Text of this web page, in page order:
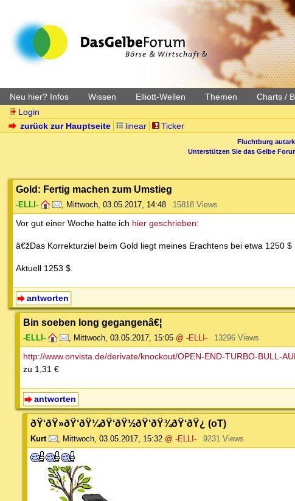
Neu hier? Infos Wissen Elliott-Wellen Themen Charts /
Login
zurück zur Hauptseite
linear Ticker
Fluchtburg autark
Unterstützen Sie das Gelbe
Gold: Fertig machen zum Umstieg
-ELLI- , Mittwoch, 03.05.2017, 14:48 15818 Views
Vor gut einer Woche hatte ich hier geschrieben:
â€žDas Korrekturziel beim Gold liegt meines Erachtens bei etwa 1250
Aktuell 1253 $.
antworten
Bin soeben long gegangenâ€¦
-ELLI- , Mittwoch, 03.05.2017, 15:05 @ -ELLI- 13296 Views
http://www.onvista.de/derivate/knockout/OPEN-END-TURBO-BULL-
zu 1,31 €
antworten
ðŸ‘ðŸ»ðŸ‘ðŸ¼ðŸ‘ðŸ½ðŸ‘ðŸ¾ðŸ‘ðŸ¿ (oT)
Kurt , Mittwoch, 03.05.2017, 15:32 @ -ELLI- 9231 Views